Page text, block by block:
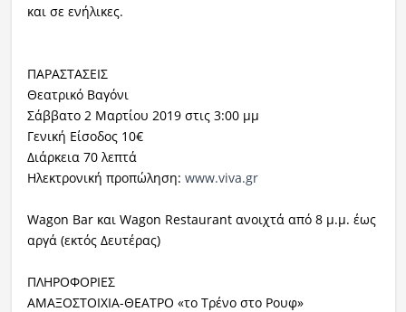
και σε ενήλικες.
ΠΑΡΑΣΤΑΣΕΙΣ
Θεατρικό Βαγόνι
Σάββατο 2 Μαρτίου 2019 στις 3:00 μμ
Γενική Είσοδος 10€
Διάρκεια 70 λεπτά
Ηλεκτρονική προπώληση: www.viva.gr
Wagon Bar και Wagon Restaurant ανοιχτά από 8 μ.μ. έως
αργά (εκτός Δευτέρας)
ΠΛΗΡΟΦΟΡΙΕΣ
ΑΜΑΞΟΣΤΟΙΧΙΑ-ΘΕΑΤΡΟ «το Τρένο στο Ρουφ»